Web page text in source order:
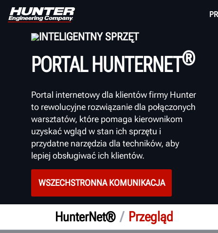
INTELIGENTNY SPRZĘT
PORTAL HUNTERNET®
Portal internetowy dla klientów firmy Hunter
to rewolucyjne rozwiązanie dla połączonych
warsztatów, które pomaga kierownikom
uzyskać wgląd w stan ich sprzętu i
przydatne narzędzia dla techników, aby
lepiej obsługiwać ich klientów.
WSZECHSTRONNA KOMUNIKACJA
HunterNet® / Przegląd